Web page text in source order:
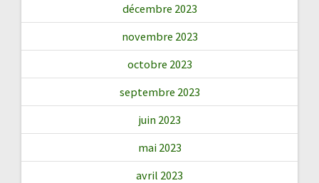
décembre 2023
novembre 2023
octobre 2023
septembre 2023
juin 2023
mai 2023
avril 2023